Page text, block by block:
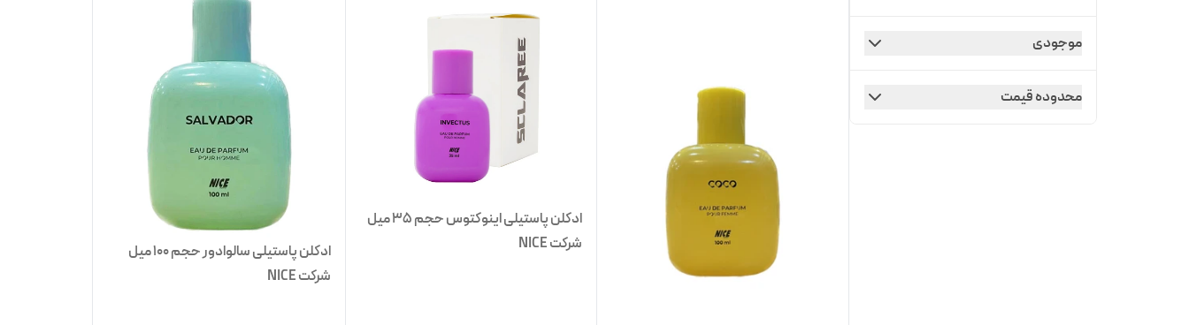
موجودی
محدوده قیمت
ادکلن پاستیلی اینوکتوس حجم 35 میل
شرکت NICE
ادکلن پاستیلی سالوادور حجم 100 میل
شرکت NICE